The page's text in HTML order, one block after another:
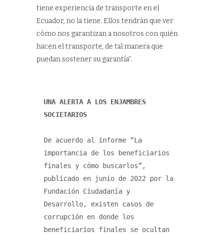
tiene experiencia de transporte en el
Ecuador, no la tiene. Ellos tendrán que ver
cómo nos garantizan a nosotros con quién
hacen el transporte, de tal manera que
puedan sostener su garantía”.
UNA ALERTA A LOS ENJAMBRES
SOCIETARIOS
De acuerdo al informe “La
importancia de los beneficiarios
finales y cómo buscarlos”,
publicado en junio de 2022 por la
Fundación Ciudadanía y
Desarrollo, existen casos de
corrupción en donde los
beneficiarios finales se ocultan